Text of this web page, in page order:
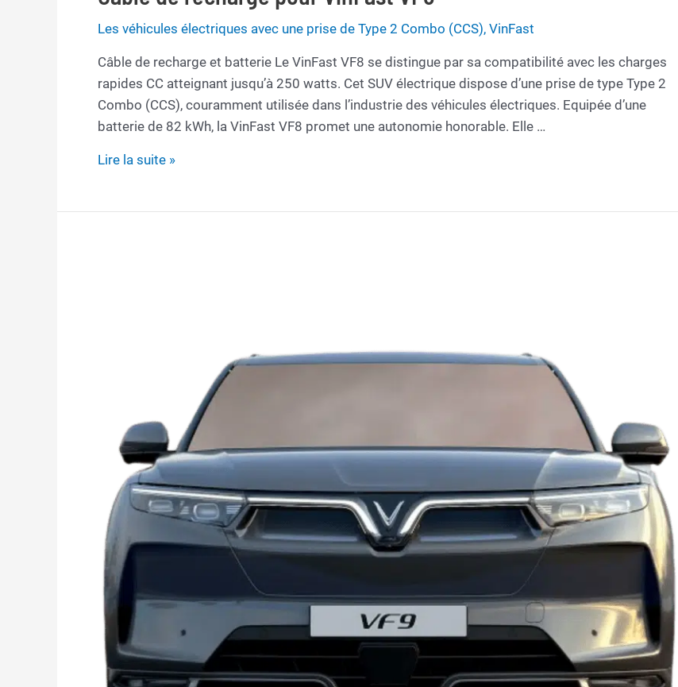
Les véhicules électriques avec une prise de Type 2 Combo (CCS), VinFast
Câble de recharge et batterie Le VinFast VF8 se distingue par sa compatibilité avec les charges
rapides CC atteignant jusqu’à 250 watts. Cet SUV électrique dispose d’une prise de type Type 2
Combo (CCS), couramment utilisée dans l’industrie des véhicules électriques. Equipée d’une
batterie de 82 kWh, la VinFast VF8 promet une autonomie honorable. Elle …
Câble
Lire la suite »